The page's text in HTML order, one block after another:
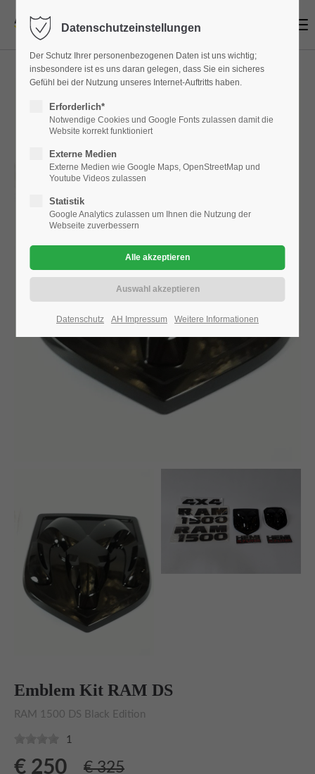
Login
Benutzername
Passwort
Anmelden
Lost your password?
Lorem ipsum dolor sit amet:
24h / 365days
Automobilcenter Kramm GmbH
Hauptstr. 25
13127 Berlin Französisch Buchholz
Haben Sie Fragen?
030 76 76 73 28 0
About us
sociis natoque penatibus et magnis dis parturient
Emblem Kit RAM DS
RAM 1500 DS Black Edition
1
€ 250 € 325
Datenschutzeinstellungen
Der Schutz Ihrer personenbezogenen Daten ist uns wichtig;
insbesondere ist es uns daran gelegen, dass Sie ein sicheres
Gefühl bei der Nutzung unseres Internet-Auftritts haben.
Erforderlich*
Notwendige Cookies und Google Fonts zulassen damit die
Website korrekt funktioniert
Externe Medien
Externe Medien wie Google Maps, OpenStreetMap und
Youtube Videos zulassen
Statistik
Google Analytics zulassen um Ihnen die Nutzung der
Webseite zuverbessern
Datenschutz AH Impressum Weitere Informationen